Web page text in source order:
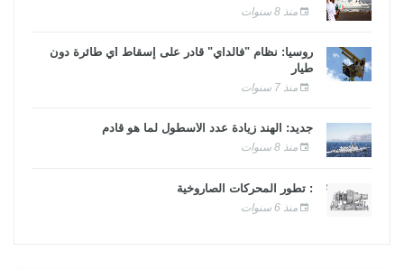
منذ 8 سنوات
روسيا: نظام "فالداي" قادر على إسقاط أي طائرة دون
طيار
منذ 7 سنوات
جديد: الهند زيادة عدد الأسطول لما هو قادم
منذ 8 سنوات
: تطور المحركات الصاروخية
منذ 6 سنوات